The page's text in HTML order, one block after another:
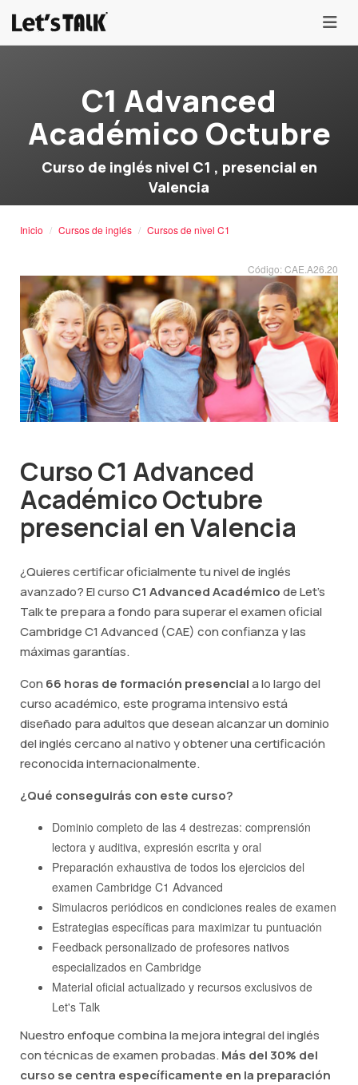
menu
C1 Advanced
Académico Octubre
Curso de inglés nivel C1 , presencial en
Valencia
Inicio Cursos de inglés Cursos de nivel C1
Código: CAE.A26.20
Curso C1 Advanced
Académico Octubre
presencial en Valencia
¿Quieres certificar oficialmente tu nivel de inglés
avanzado? El curso C1 Advanced Académicode Let's
Talk te prepara a fondo para superar el examen oficial
Cambridge C1 Advanced (CAE) con confianza y las
máximas garantías.
Con 66 horas de formación presenciala lo largo del
curso académico, este programa intensivo está
diseñado para adultos que desean alcanzar un dominio
del inglés cercano al nativo y obtener una certificación
reconocida internacionalmente.
¿Qué conseguirás con este curso?
Dominio completo de las 4 destrezas: comprensión
lectora y auditiva, expresión escrita y oral
Preparación exhaustiva de todos los ejercicios del
examen Cambridge C1 Advanced
Simulacros periódicos en condiciones reales de examen
Estrategias específicas para maximizar tu puntuación
Feedback personalizado de profesores nativos
especializados en Cambridge
Material oficial actualizado y recursos exclusivos de
Let's Talk
Nuestro enfoque combina la mejora integral del inglés
con técnicas de examen probadas. Más del 30% del
curso se centra específicamente en la preparación